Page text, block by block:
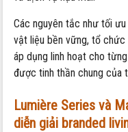
Các nguyên tắc như tối
vật liệu bền vững, tổ
áp dụng linh hoạt cho
được tinh thần chung của
Lumière Series và
diễn giải branded